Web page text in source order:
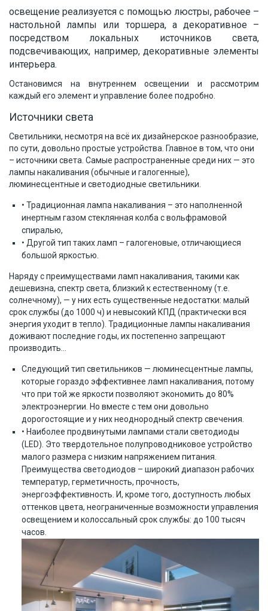
освещение реализуется с помощью люстры, рабочее –
настольной лампы или торшера, а декоративное –
посредством локальных источников света,
подсвечивающих, например, декоративные элементы
интерьера.
Остановимся на внутреннем освещении и рассмотрим
каждый его элемент и управление более подробно.
Источники света
Светильники, несмотря на всё их дизайнерское разнообразие,
по сути, довольно простые устройства. Главное в том, что они
– источники света. Самые распространенные среди них — это
лампы накаливания (обычные и галогенные),
люминесцентные и светодиодные светильники.
• Традиционная лампа накаливания – это наполненной
инертным газом стеклянная колба с вольфрамовой
спиралью,
• Другой тип таких ламп – галогеновые, отличающиеся
большой яркостью.
Наряду с преимуществами ламп накаливания, такими как
дешевизна, спектр света, близкий к естественному (т.е.
солнечному), — у них есть существенные недостатки: малый
срок службы (до 1000 ч) и невысокий КПД (практически вся
энергия уходит в тепло). Традиционные лампы накаливания
доживают последние годы, их постепенно запрещают
производить…
Следующий тип светильников — люминесцентные лампы,
которые гораздо эффективнее ламп накаливания, потому
что при той же яркости позволяют экономить до 80%
электроэнергии. Но вместе с тем они довольно
дорогостоящие и у них неоднородный спектр свечения.
• Наиболее продвинутыми лампами стали светодиоды
(LED). Это твердотельное полупроводниковое устройство
малого размера с низким напряжением питания.
Преимущества светодиодов – широкий диапазон рабочих
температур, герметичность, прочность,
энергоэффективность. И, кроме того, доступность любых
оттенков цвета, неограниченные возможности управления
освещением и колоссальный срок службы: до 100 тысяч
часов.